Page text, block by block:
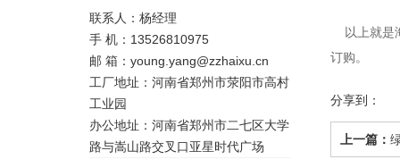
联系人：杨经理
手 机：13526810975
邮 箱：young.yang@zzhaixu.cn
工厂地址：河南省郑州市荥阳市高村
工业园
办公地址：河南省郑州市二七区大学
路与嵩山路交叉口亚星时代广场
以上就是
订购。
分享到：
上一篇：